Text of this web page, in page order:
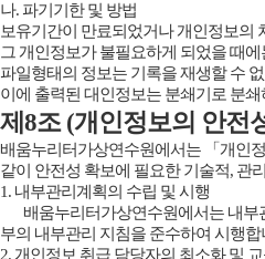
나. 파기기한 및 방법
보유기간이 만료되었거나 개인정보의
그 개인정보가 불필요하게 되었을 때
파일형태의 정보는 기록을 재생할 수
이에 출력된 대인정보는 분쇄기로 분
제8조 (개인정보의 안전
배움누리터가상연수원에서는 「개인
같이 안전성 확보에 필요한 기술적, 관
1. 내부관리계획의 수립 및 시행
배움누리터가상연수원에서는 내부
부의 내부관리 지침을 준수하여 시행합